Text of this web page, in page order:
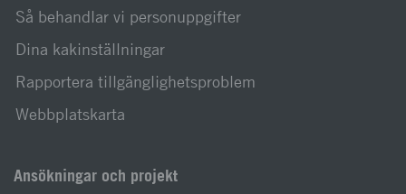
Så behandlar vi personuppgifter
Dina kakinställningar
Rapportera tillgänglighetsproblem
Webbplatskarta
Ansökningar och projekt